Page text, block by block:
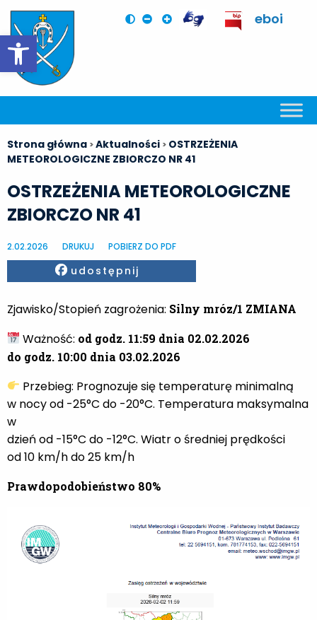
Otwórz pasek narzędzi
eboi
Strona główna >Aktualności > OSTRZEŻENIA
METEOROLOGICZNE ZBIORCZO NR 41
OSTRZEŻENIA METEOROLOGICZNE
ZBIORCZO NR 41
2.02.2026 DRUKUJ POBIERZ DO PDF
Facebook
udostępnij
Zjawisko/Stopień zagrożenia: Silny mróz/1 ZMIANA
Ważność: od godz. 11:59 dnia 02.02.2026
do godz. 10:00 dnia 03.02.2026
Przebieg: Prognozuje się temperaturę minimalną
w nocy od -25°C do -20°C. Temperatura maksymalna
w
dzień od -15°C do -12°C. Wiatr o średniej prędkości
od 10 km/h do 25 km/h
Prawdopodobieństwo 80%